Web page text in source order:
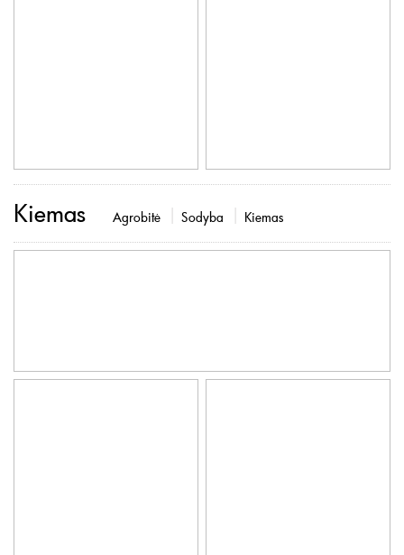
Kiemas Agrobitė Sodyba Kiemas